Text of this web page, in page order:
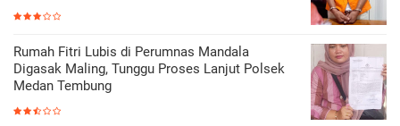
Rumah Fitri Lubis di Perumnas Mandala
Digasak Maling, Tunggu Proses Lanjut Polsek
Medan Tembung